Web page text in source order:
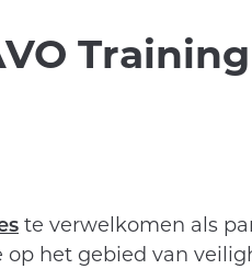
te verwelkomen als
het gebied van